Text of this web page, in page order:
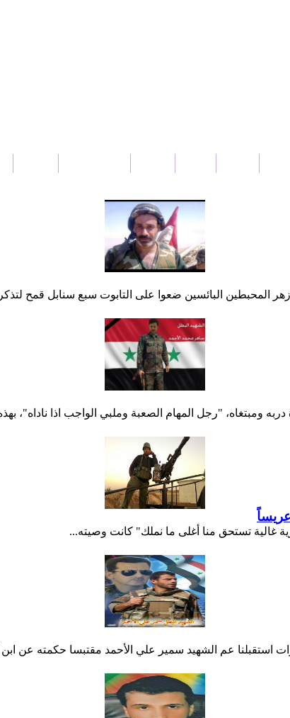
المحبطين البائسين ضعوا على التابوت سبع سنابل قمح
ومبتغاه، "رجل المهام الصعبة وملبي الواجب اذا ناداه"،
غالية تستحق منا أغلى ما نملك" كانت وصيته...
استقبلنا عم الشهيد سمير علي الأحمد مقتبسا حكمته عن